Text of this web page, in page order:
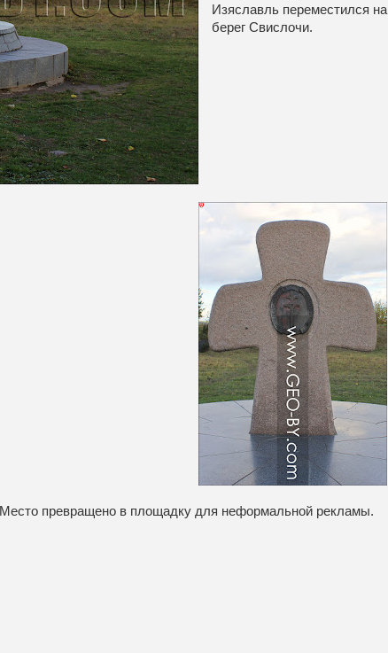
Изяславль переместился на
берег Свислочи.
Место превращено в площадку для неформальной рекламы.